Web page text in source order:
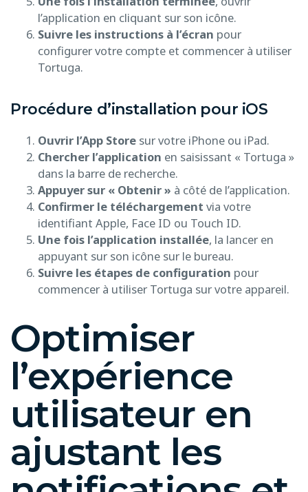
l’application en cliquant sur son icône.
Suivre les instructions à l’écran pour
configurer votre compte et commencer à utiliser
Tortuga.
Procédure d’installation pour iOS
Ouvrir l’App Store sur votre iPhone ou iPad.
Chercher l’application en saisissant « Tortuga »
dans la barre de recherche.
Appuyer sur « Obtenir » à côté de l’application.
Confirmer le téléchargement via votre
identifiant Apple, Face ID ou Touch ID.
Une fois l’application installée, la lancer en
appuyant sur son icône sur le bureau.
Suivre les étapes de configuration pour
commencer à utiliser Tortuga sur votre appareil.
Optimiser
l’expérience
utilisateur en
ajustant les